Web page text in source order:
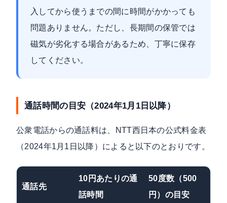
入してから使うまでの間に時間がかかっても
問題ありません。ただし、長期間の保管では
磁気が劣化する場合があるため、丁寧に保存
してください。
通話時間の目安（2024年1月1日以降）
公衆電話からの通話料は、
NTT西日本の公式料金表
（2024年1月1日以降）によると以下のとおりです。
通話先
10円あたりの通
話時間
50度数（500
円）の目安